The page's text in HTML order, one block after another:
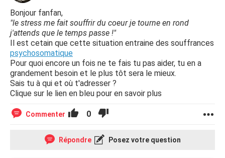
Bonjour fanfan,
"le stress me fait souffrir du coeur je tourne en rond
j'attends que le temps passe !"
Il est cetain que cette situation entraine des souffrances
psychosomatique
Pour quoi encore un fois ne te fais tu pas aider, tu en a
grandement besoin et le plus tôt sera le mieux.
Sais tu à qui et où t'adresser ?
Clique sur le lien en bleu pour en savoir plus
Commenter 0
Répondre Posez votre question